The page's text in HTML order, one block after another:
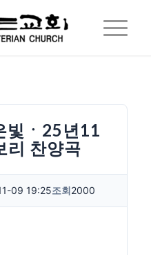
빛ㆍ25년11
리 찬양곡
09 19:25조회2000